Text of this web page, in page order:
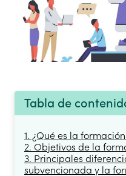
Tabla de
1. ¿Qué es la
2. Objetivos de la
3. Principales
subvencionada y la